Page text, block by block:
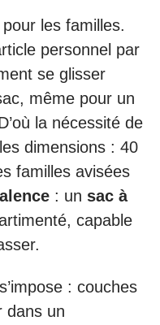
pour les familles.
personnel par
se glisser
même pour un
la nécessité de
dimensions : 40
familles avisées
: un sac à
capable
: couches
dans un